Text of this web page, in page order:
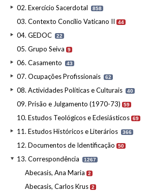
02. Exercício Sacerdotal 858
03. Contexto Concílio Vaticano II 44
04. GEDOC 22
05. Grupo Seiva 9
06. Casamento 43
07. Ocupações Profissionais 62
08. Actividades Políticas e Culturais 40
09. Prisão e Julgamento (1970-73) 59
10. Estudos Teológicos e Eclesiásticos 69
11. Estudos Históricos e Literários 366
12. Documentos de Identificação 50
13. Correspondência 1267
Abecasis, Ana Maria 2
Abecasis, Carlos Krus 2